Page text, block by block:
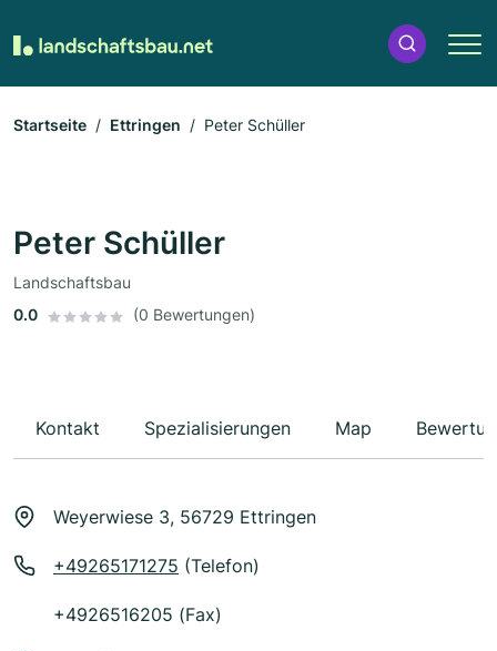
Startseite Ettringen Peter Schüller
Peter Schüller
Landschaftsbau
0.0
(0 Bewertungen)
Kontakt Spezialisierungen Map
Weyerwiese 3, 56729 Ettringen
+49265171275 (Telefon)
+4926516205 (Fax)